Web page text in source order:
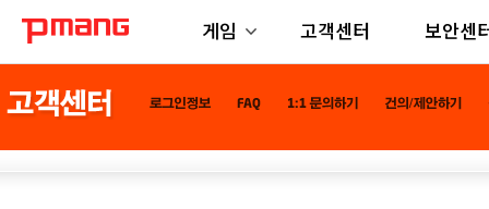
게임 고객센터 보안센